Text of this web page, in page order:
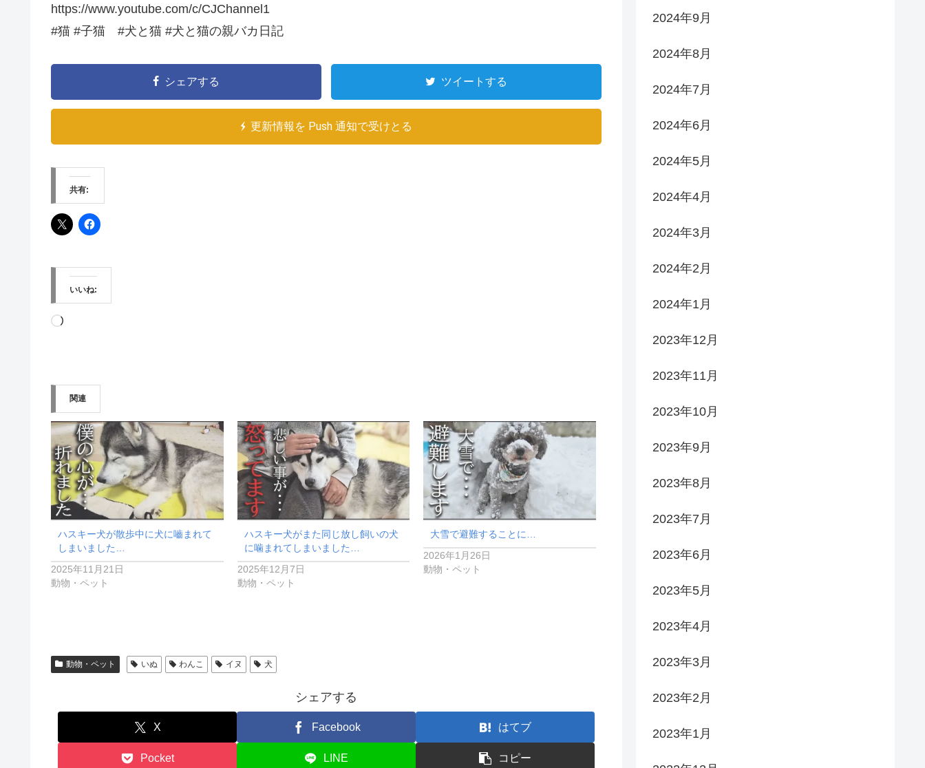
https://www.youtube.com/c/CJChannel1
#猫 #子猫 #犬と猫 #犬と猫の親バカ日記
シェアする ツイートする
更新情報を Push 通知で受けとる
共有:
いいね:
読
み
中…
関連
ハスキー犬が散歩中に犬に嚙まれて
しまいました…
2025年11月21日
動物・ペット
ハスキー犬がまた同じ放し飼いの犬
に噛まれてしまいました…
2025年12月7日
動物・ペット
大雪で避難することに…
2026年1月26日
動物・ペット
動物・ペット いぬ わんこ イヌ 犬
シェアする
X Facebook はてブ
Pocket LINE コピー
2024年9月
2024年8月
2024年7月
2024年6月
2024年5月
2024年4月
2024年3月
2024年2月
2024年1月
2023年12月
2023年11月
2023年10月
2023年9月
2023年8月
2023年7月
2023年6月
2023年5月
2023年4月
2023年3月
2023年2月
2023年1月